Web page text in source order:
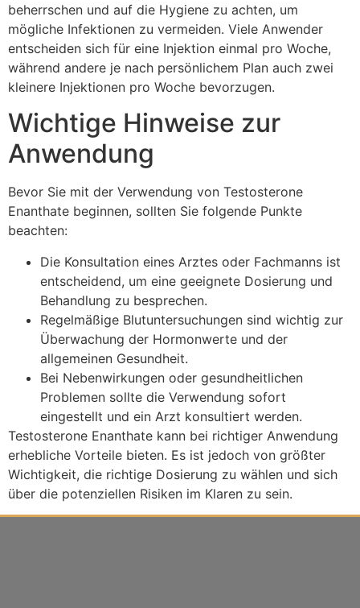
beherrschen und auf die Hygiene zu achten, um
mögliche Infektionen zu vermeiden. Viele Anwender
entscheiden sich für eine Injektion einmal pro Woche,
während andere je nach persönlichem Plan auch zwei
kleinere Injektionen pro Woche bevorzugen.
Wichtige Hinweise zur
Anwendung
Bevor Sie mit der Verwendung von Testosterone
Enanthate beginnen, sollten Sie folgende Punkte
beachten:
Die Konsultation eines Arztes oder Fachmanns ist
entscheidend, um eine geeignete Dosierung und
Behandlung zu besprechen.
Regelmäßige Blutuntersuchungen sind wichtig zur
Überwachung der Hormonwerte und der
allgemeinen Gesundheit.
Bei Nebenwirkungen oder gesundheitlichen
Problemen sollte die Verwendung sofort
eingestellt und ein Arzt konsultiert werden.
Testosterone Enanthate kann bei richtiger Anwendung
erhebliche Vorteile bieten. Es ist jedoch von größter
Wichtigkeit, die richtige Dosierung zu wählen und sich
über die potenziellen Risiken im Klaren zu sein.